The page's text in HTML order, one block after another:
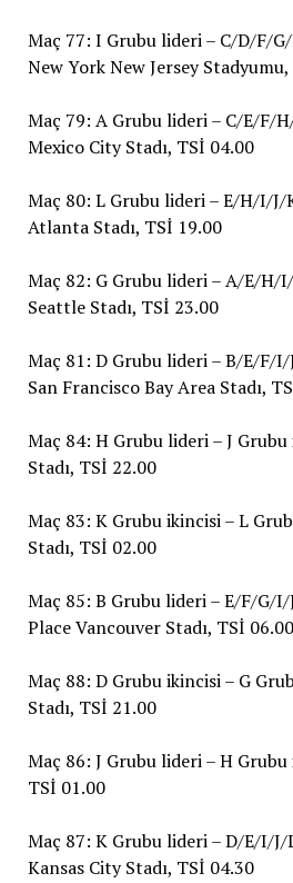
Maç 77: I Grubu lideri – C/D/F/
New York New Jersey
Maç 79: A Grubu lideri – C/E/F/
Mexico City Stadı, TSİ 04.00
Maç 80: L Grubu lideri – E/H/I/J/
Atlanta Stadı, TSİ 19.00
Maç 82: G Grubu lideri – A/E/H/
Seattle Stadı, TSİ 23.00
Maç 81: D Grubu lideri – B/E/F/I/
San Francisco Bay Area Stadı,
Maç 84: H Grubu lideri – J
Stadı, TSİ 22.00
Maç 83: K Grubu ikincisi – L
Stadı, TSİ 02.00
Maç 85: B Grubu lideri – E/F/G/I/
Place Vancouver Stadı, TSİ 06.00
Maç 88: D Grubu ikincisi – G
Stadı, TSİ 21.00
Maç 86: J Grubu lideri – H
TSİ 01.00
Maç 87: K Grubu lideri – D/E/I/J/
Kansas City Stadı, TSİ 04.30